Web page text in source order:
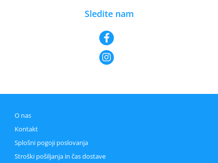
Sledite nam
O nas
Kontakt
Splošni pogoji poslovanja
Stroški pošiljanja in čas dostave